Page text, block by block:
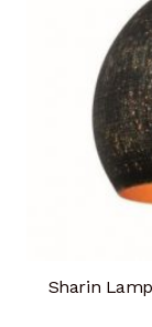
Sharin